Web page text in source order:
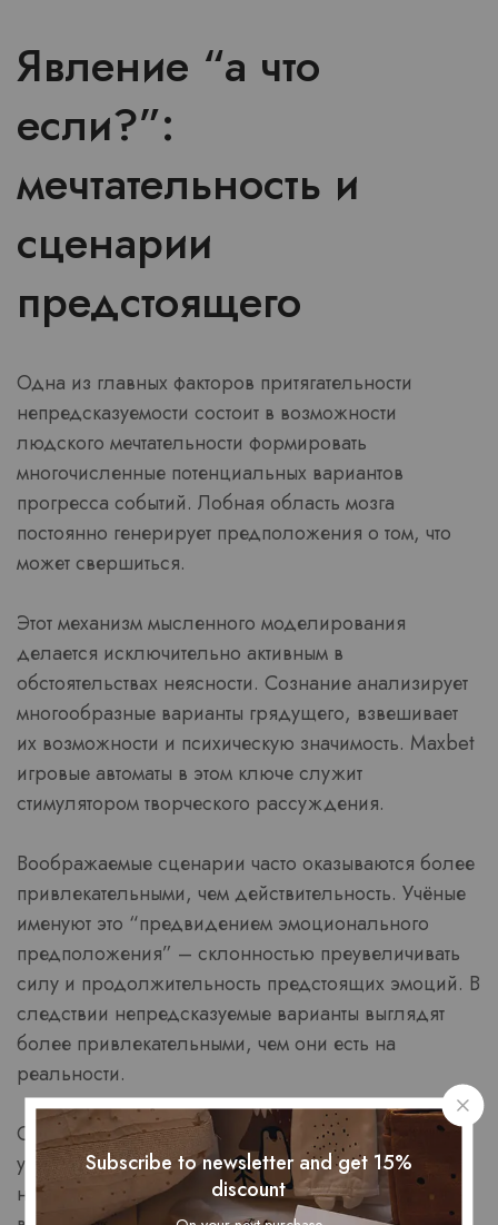
Явление “а что
если?”:
мечтательность и
сценарии
предстоящего
Одна из главных факторов притягательности
непредсказуемости состоит в возможности
людского мечтательности формировать
многочисленные потенциальных вариантов
прогресса событий. Лобная область мозга
постоянно генерирует предположения о том, что
может свершиться.
Этот механизм мысленного моделирования
делается исключительно активным в
обстоятельствах неясности. Сознание анализирует
многообразные варианты грядущего, взвешивает
их возможности и психическую значимость. Maxbet
игровые автоматы в этом ключе служит
стимулятором творческого рассуждения.
Воображаемые сценарии часто оказываются более
привлекательными, чем действительность. Учёные
именуют это “предвидением эмоционального
предположения” – склонностью преувеличивать
силу и продолжительность предстоящих эмоций. В
следствии непредсказуемые варианты выглядят
более привлекательными, чем они есть на
реальности.
Особенно отчётливо этот процесс проявляется в
условиях селекции. В момент когда человек
находится перед рядом альтернативами, его
Subscribe to newsletter and get 15%
discount